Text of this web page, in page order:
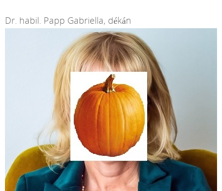
Dr. habil. Papp Gabriella, dékán